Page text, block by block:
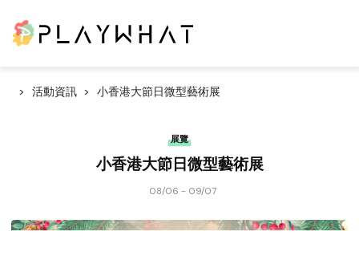
活動資訊 小香港大節日微型藝術展
展覽
小香港大節日微型藝術展
08/06 - 09/07